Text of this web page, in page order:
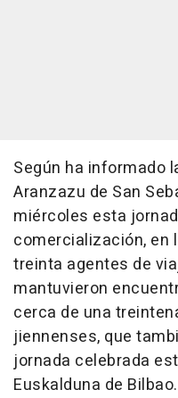
Según ha informado
Aranzazu de San
miércoles esta
comercialización, en
treinta agentes de
mantuvieron
cerca de una
jiennenses, que
jornada celebrada
Euskalduna de Bilbao.